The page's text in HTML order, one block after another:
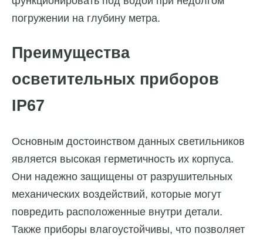
погружении на глубину метра.
Преимущества
осветительных приборов
IP67
Основным достоинством данных светильников
является высокая герметичность их корпуса.
Они надежно защищены от разрушительных
механических воздействий, которые могут
повредить расположенные внутри детали.
Также приборы влагоустойчивы, что позволяет